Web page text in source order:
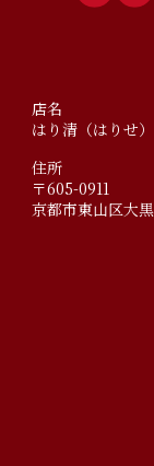
店名
はり清（はりせ）
住所
〒605-0911
京都市東山区大